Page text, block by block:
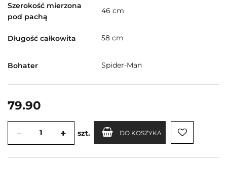
Szerokość mierzona
pod pachą
46 cm
Długość całkowita 58 cm
Bohater Spider-Man
79.90
szt. DO KOSZYKA